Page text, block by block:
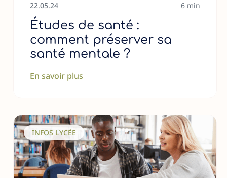
22.05.24 6 min
Études de santé :
comment préserver sa
santé mentale ?
En savoir plus
INFOS LYCÉE